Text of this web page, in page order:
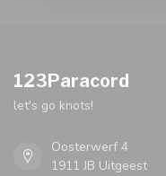
123Paracord
let's go knots!
Oosterwerf 4
1911 JB Uitgeest